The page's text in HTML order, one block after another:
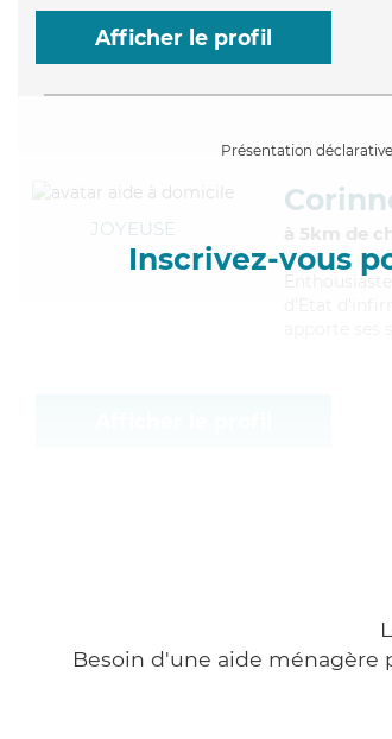
Afficher le profil
Présentation
Inscrivez-vous
JOYEUSE à 5km de
Enthousiaste
d'Etat
Besoin d'une aide